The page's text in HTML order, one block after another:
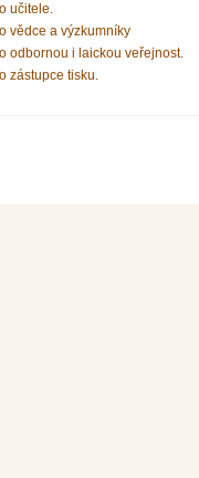
učitele.
vědce a výzkumníky
odbornou i laickou veřejnost.
zástupce tisku.